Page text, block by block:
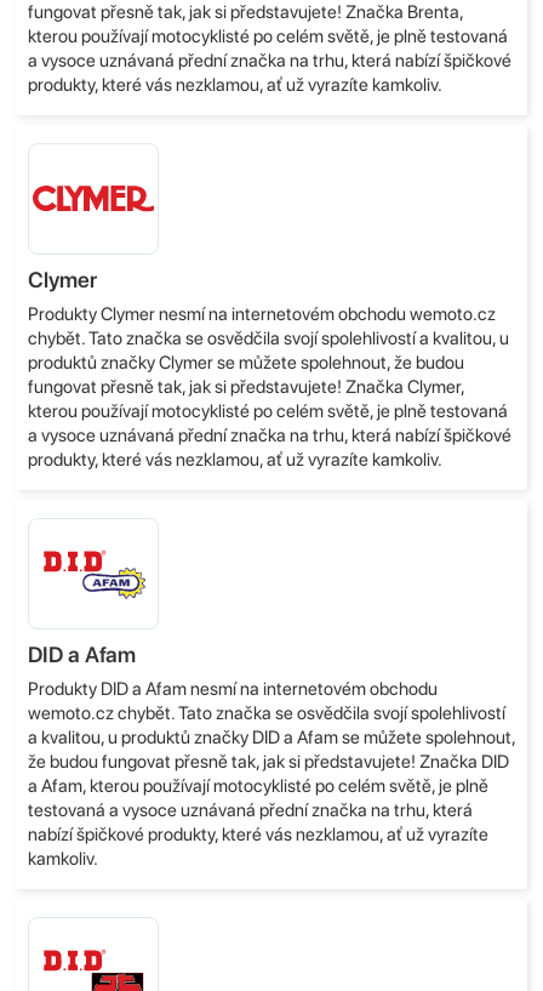
fungovat přesně tak, jak si představujete! Značka Brenta,
kterou používají motocyklisté po celém světě, je plně testovaná
a vysoce uznávaná přední značka na trhu, která nabízí špičkové
produkty, které vás nezklamou, ať už vyrazíte kamkoliv.
Clymer
Produkty Clymer nesmí na internetovém obchodu wemoto.cz
chybět. Tato značka se osvědčila svojí spolehlivostí a kvalitou, u
produktů značky Clymer se můžete spolehnout, že budou
fungovat přesně tak, jak si představujete! Značka Clymer,
kterou používají motocyklisté po celém světě, je plně testovaná
a vysoce uznávaná přední značka na trhu, která nabízí špičkové
produkty, které vás nezklamou, ať už vyrazíte kamkoliv.
DID a Afam
Produkty DID a Afam nesmí na internetovém obchodu
wemoto.cz chybět. Tato značka se osvědčila svojí spolehlivostí
a kvalitou, u produktů značky DID a Afam se můžete spolehnout,
že budou fungovat přesně tak, jak si představujete! Značka DID
a Afam, kterou používají motocyklisté po celém světě, je plně
testovaná a vysoce uznávaná přední značka na trhu, která
nabízí špičkové produkty, které vás nezklamou, ať už vyrazíte
kamkoliv.